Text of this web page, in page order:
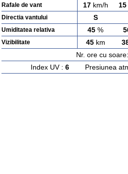
Rafale de vant 17km/h 15
Directia vantului S
Umiditatea relativa 45 %
Vizibilitate 45km
Nr. ore cu soare:
Index UV : 6Presiunea